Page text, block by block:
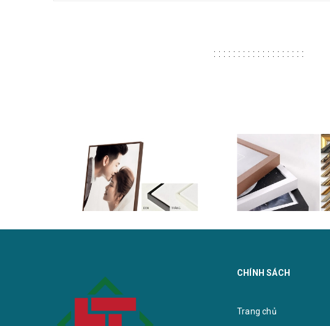
thước được ưa chuộng
CHÍNH SÁCH
Trang chủ